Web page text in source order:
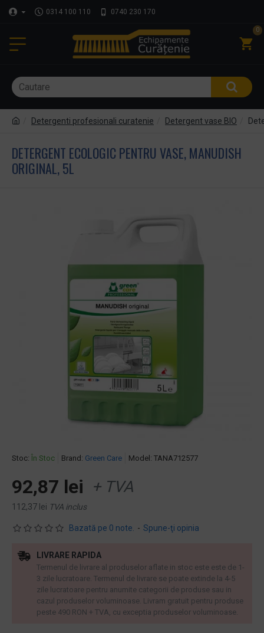
0314 100 110 0740 230 170
0
Detergenti profesionali curatenie Detergent vase BIO
DETERGENT ECOLOGIC PENTRU VASE, MANUDISH
ORIGINAL, 5L
Stoc: În Stoc Brand: Green Care Model: TANA712577
Bazată pe 0 note. - Spune-ţi opinia
92,87 lei + TVA
112,37 lei TVA inclus
LIVRARE RAPIDA
Termenul de livrare al produselor aflate in stoc este este de 1-
3 zile lucratoare. Termenul de livrare se poate extinde la 4-5
zile lucratoare pentru anumite categorii de produse sau in
cazul produselor voluminoase. Livram gratuit pentru produse
peste 490 RON + TVA, cu exceptia produselor voluminoase.